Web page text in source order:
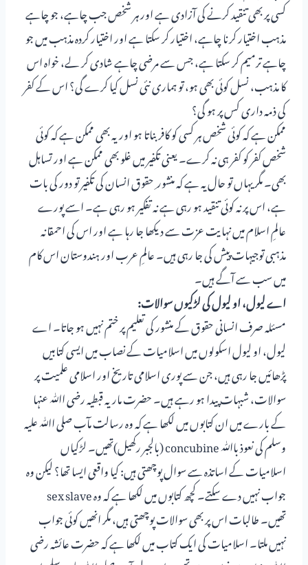
کسی پر بھی تنقید کرنے کی آزادی ہے اور ہر شخص جب چاہے، جو چاہے
مذہب اختیار کرنا چاہے، اختیار کر سکتا ہے اور اختیار کردہ مذہب میں جو
چاہے ترمیم کر سکتا ہے، جس سے مرضی چاہے شادی کر لے، خواہ اس
کا مذہب، نسل کوئی بھی ہو، تو ہماری نئی نسل کیا کرے گی؟ اس کے کفر
کی ذمہ داری کس پر ہو گی؟
ممکن ہے کہ کوئی شخص ہر کسی کو کافر بناتا ہو اوریہ بھی ممکن ہے کہ کوئی
شخص کفر کو کفر ہی نہ کرے۔ یعنی تکفیر میں غلو بھی ممکن ہے اور تساہل
بھی۔ مگر یہاں تو حال یہ ہے کہ منشور ِ حقوق انسان کی تکفیر تو دور کی بات
ہے، اس پر نہ کوئی تنقید ہو رہی ہے نہ تفکیر ہو رہی ہے۔ اسے پورے
عالمِ اسلام میں نہایت عزت سے دیکھا جا رہا ہے اور اس کی احمقانہ
مذہبی توجیہات پیش کی جا رہی ہیں۔ عالمِ عرب اور ہندوستان اس کام
میں سب سے آگے ہیں۔
اے لیول، او لیول کی لڑکیوں سوالات:
مسئلہ صرف انسانی حقوق کے منشور کی تعلیم پر ختم نہیں ہو جاتا۔ اے
لیول، او لیول اسکولوں میں اسلامیات کے نصاب میں ایسی کتابیں
پڑھائیں جا رہی ہیں، جن سے پوری اسلامی تاریخ اور اسلامی علمیت پر
سوالات، شبہات پیدا ہو رہے ہیں۔ حضرت ماریہ قبطیہ رضی اﷲ عنہا
کے بارے میں ان کتابوں میں لکھا ہے کہ وہ رسالت مآب صلی اﷲ علیہ
وسلم کی نعوذ باﷲ concubine (بالجبر رکھیل)تھیں۔ لڑکیاں
اسلامیات کے اساتذہ سے سوال پوچھتی ہیں: کیا واقعی ایسا تھا؟ لیکن وہ
جواب نہیں دے سکتے۔ کچھ کتابوں میں لکھا ہے کہ وہ sex slave
تھیں۔ طالبات اس پر بھی سوالات پوچھتی ہیں، مگر انھیں کوئی جواب
نہیں ملتا۔ اسلامیات کی ایک کتاب میں لکھا ہے کہ حضرت عائشہ رضی